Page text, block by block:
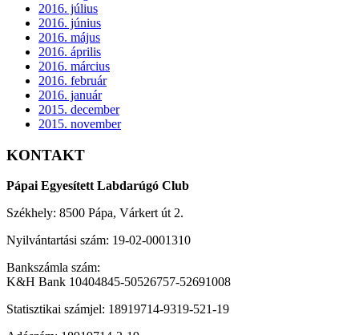
2016. július
2016. június
2016. május
2016. április
2016. március
2016. február
2016. január
2015. december
2015. november
KONTAKT
Pápai Egyesített Labdarúgó Club
Székhely: 8500 Pápa, Várkert út 2.
Nyilvántartási szám: 19-02-0001310
Bankszámla szám:
K&H Bank 10404845-50526757-52691008
Statisztikai számjel: 18919714-9319-521-19